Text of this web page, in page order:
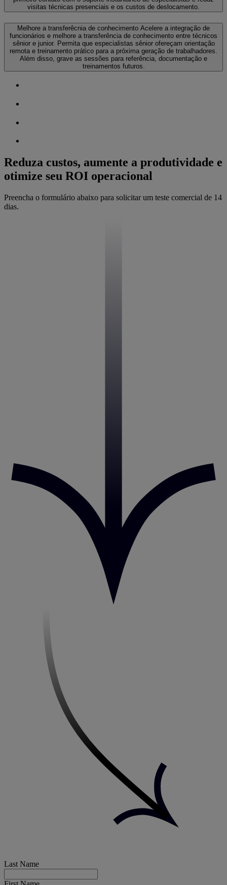
visitas técnicas presenciais e os custos de deslocamento.
Melhore a transferêcnia de conhecimento Acelere a integração de
funcionários e melhore a transferência de conhecimento entre técnicos
sênior e junior. Permita que especialistas sênior ofereçam orientação
remota e treinamento prático para a próxima geração de trabalhadores.
Além disso, grave as sessões para referência, documentação e
treinamentos futuros.
Reduza custos, aumente a produtividade e
otimize seu ROI operacional
Preencha o formulário abaixo para solicitar um teste comercial de 14
dias.
Last Name